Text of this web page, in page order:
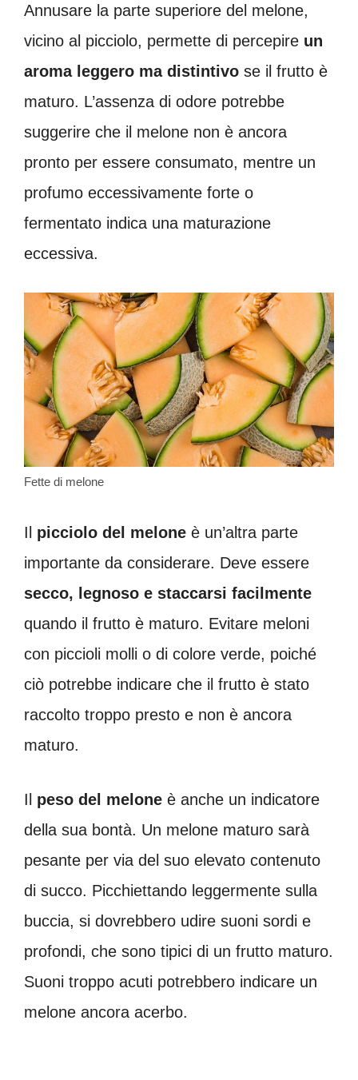
Annusare la parte superiore del melone,
vicino al picciolo, permette di percepire un
aroma leggero ma distintivo se il frutto è
maturo. L’assenza di odore potrebbe
suggerire che il melone non è ancora
pronto per essere consumato, mentre un
profumo eccessivamente forte o
fermentato indica una maturazione
eccessiva.
Fette di melone
Il picciolo del melone è un’altra parte
importante da considerare. Deve essere
secco, legnoso e staccarsi facilmente
quando il frutto è maturo. Evitare meloni
con piccioli molli o di colore verde, poiché
ciò potrebbe indicare che il frutto è stato
raccolto troppo presto e non è ancora
maturo.
Il peso del melone è anche un indicatore
della sua bontà. Un melone maturo sarà
pesante per via del suo elevato contenuto
di succo. Picchiettando leggermente sulla
buccia, si dovrebbero udire suoni sordi e
profondi, che sono tipici di un frutto maturo.
Suoni troppo acuti potrebbero indicare un
melone ancora acerbo.